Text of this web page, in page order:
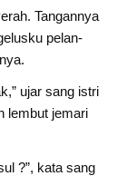
Tangannya
pelan-
ujar sang istri
lembut jemari
?”, kata sang